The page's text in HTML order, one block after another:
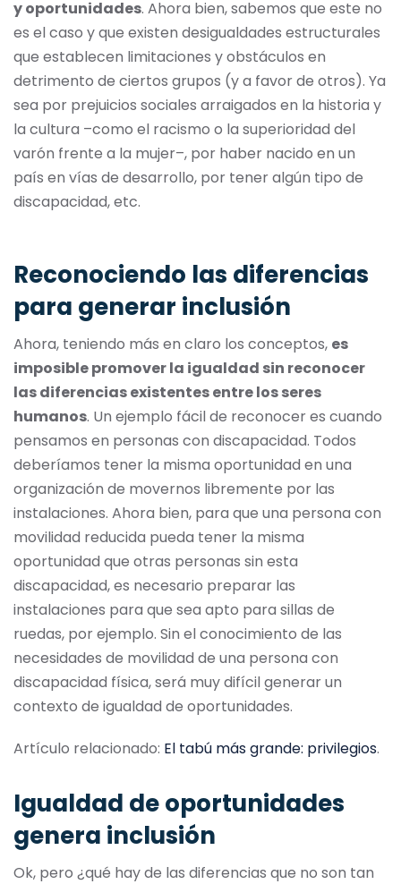
y oportunidades. Ahora bien, sabemos que este no
es el caso y que existen desigualdades estructurales
que establecen limitaciones y obstáculos en
detrimento de ciertos grupos (y a favor de otros). Ya
sea por prejuicios sociales arraigados en la historia y
la cultura –como el racismo o la superioridad del
varón frente a la mujer–, por haber nacido en un
país en vías de desarrollo, por tener algún tipo de
discapacidad, etc.
Reconociendo las diferencias
para generar inclusión
Ahora, teniendo más en claro los conceptos, es
imposible promover la igualdad sin reconocer
las diferencias existentes entre los seres
humanos. Un ejemplo fácil de reconocer es cuando
pensamos en personas con discapacidad. Todos
deberíamos tener la misma oportunidad en una
organización de movernos libremente por las
instalaciones. Ahora bien, para que una persona con
movilidad reducida pueda tener la misma
oportunidad que otras personas sin esta
discapacidad, es necesario preparar las
instalaciones para que sea apto para sillas de
ruedas, por ejemplo. Sin el conocimiento de las
necesidades de movilidad de una persona con
discapacidad física, será muy difícil generar un
contexto de igualdad de oportunidades.
Artículo relacionado: El tabú más grande: privilegios.
Igualdad de oportunidades
genera inclusión
Ok, pero ¿qué hay de las diferencias que no son tan